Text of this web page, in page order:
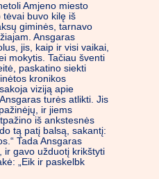
Amjeno miesto
tėvai buvo kilę iš
giminės, tarnavo
Ansgaras
jis, kaip ir visi vaikai,
mokytis. Tačiau šventi
paskatino siekti
kronikos
viziją apie
turės atlikti. Jis
ir jiems
iš ankstesnės
tą patį balsą, sakantį:
Tada Ansgaras
ir gavo užduotį krikštyti
„Eik ir paskelbk